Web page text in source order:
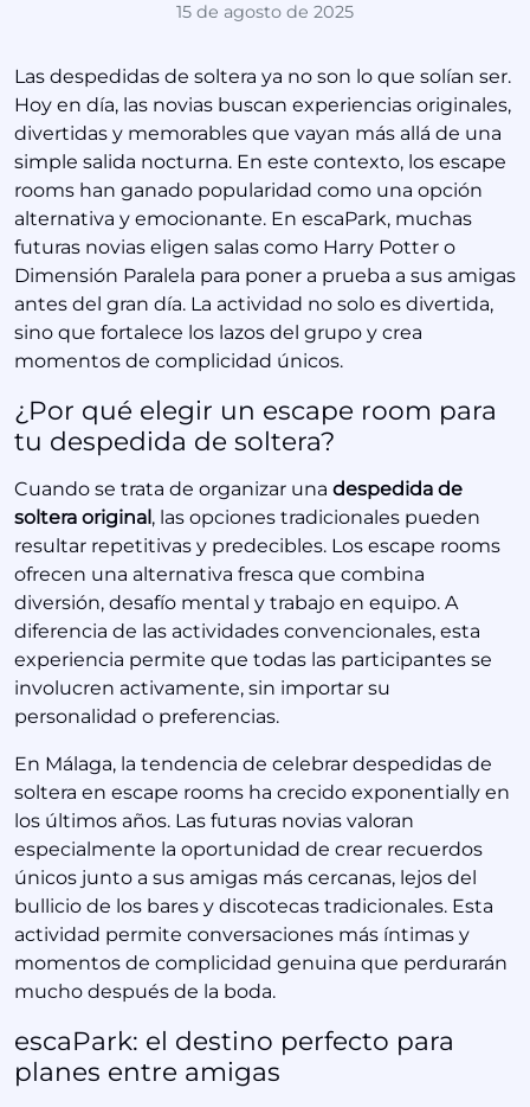
15 de agosto de 2025
Las despedidas de soltera ya no son lo que solían ser.
Hoy en día, las novias buscan experiencias originales,
divertidas y memorables que vayan más allá de una
simple salida nocturna. En este contexto, los escape
rooms han ganado popularidad como una opción
alternativa y emocionante. En escaPark, muchas
futuras novias eligen salas como Harry Potter o
Dimensión Paralela para poner a prueba a sus amigas
antes del gran día. La actividad no solo es divertida,
sino que fortalece los lazos del grupo y crea
momentos de complicidad únicos.
¿Por qué elegir un escape room para
tu despedida de soltera?
Cuando se trata de organizar una despedida de
soltera original , las opciones tradicionales pueden
resultar repetitivas y predecibles. Los escape rooms
ofrecen una alternativa fresca que combina
diversión, desafío mental y trabajo en equipo. A
diferencia de las actividades convencionales, esta
experiencia permite que todas las participantes se
involucren activamente, sin importar su
personalidad o preferencias.
En Málaga, la tendencia de celebrar despedidas de
soltera en escape rooms ha crecido exponentially en
los últimos años. Las futuras novias valoran
especialmente la oportunidad de crear recuerdos
únicos junto a sus amigas más cercanas, lejos del
bullicio de los bares y discotecas tradicionales. Esta
actividad permite conversaciones más íntimas y
momentos de complicidad genuina que perdurarán
mucho después de la boda.
escaPark: el destino perfecto para
planes entre amigas